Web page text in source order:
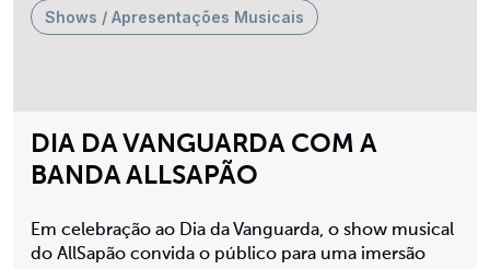
DIA DA VANGUARDA COM A
BANDA ALLSAPÃO
Em celebração ao Dia da Vanguarda, o show musical
do AllSapão convida o público para uma imersão
Shows / Apresentações Musicais